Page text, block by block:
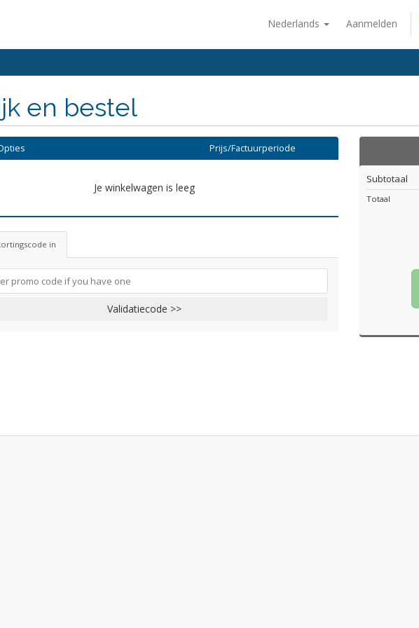
Nederlands Aanmelden
en bestel
Prijs/Factuurperiode
Je winkelwagen is leeg
in
Validatiecode >>
Subtotaal
Totaal